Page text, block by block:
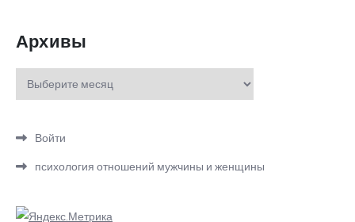
Архивы
Архивы
Войти
психология отношений мужчины и женщины